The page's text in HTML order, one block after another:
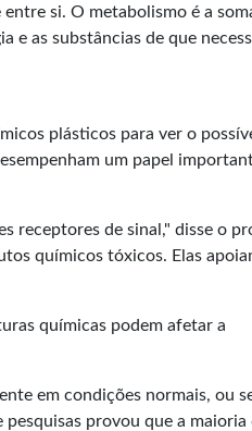
si. O metabolismo é a
e as substâncias de que
plásticos para ver o
um papel
receptores de sinal," disse o
químicos tóxicos. Elas
químicas podem afetar a
em condições normais, ou
provou que a maioria